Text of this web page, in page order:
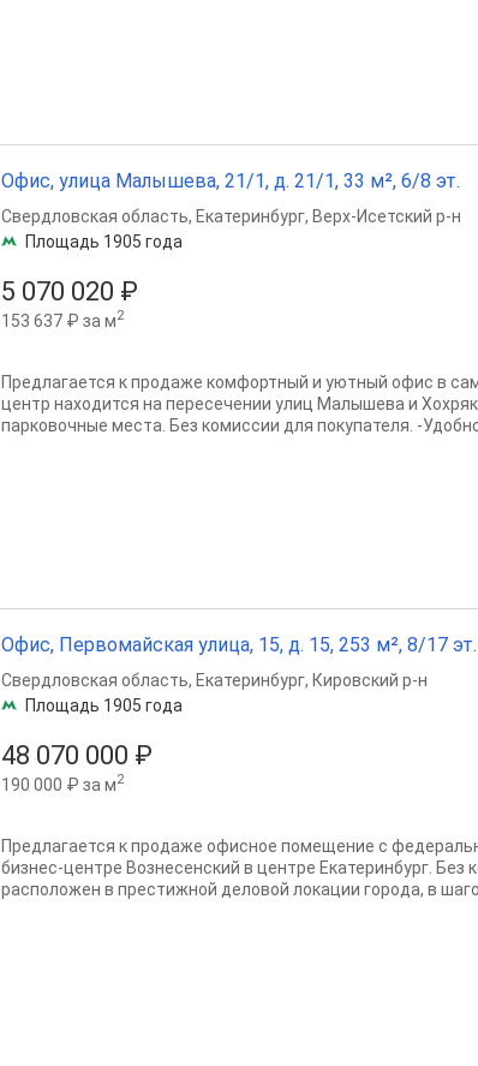
Офис, улица Малышева, 21/1, д. 21/1, 33 м², 6/8 эт.
5 070 020 ₽
153 637 ₽ за м2
Свердловская область, Екатеринбург, Верх-Исетский р-н
Площадь 1905 года
Предлагается к продаже комфортный и уютный офис в
центр находится на пересечении улиц Малышева и
парковочные места. Без комиссии для покупателя. -
Офис, Первомайская улица, 15, д. 15, 253 м², 8/17 эт.
48 070 000 ₽
190 000 ₽ за м2
Свердловская область, Екатеринбург, Кировский р-н
Площадь 1905 года
Предлагается к продаже офисное помещение с
бизнес-центре Вознесенский в центре Екатеринбург. Без
расположен в престижной деловой локации города, в